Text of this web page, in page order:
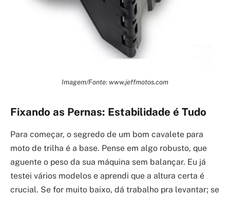
Imagem/Fonte: www.jeffmotos.com
Fixando as Pernas: Estabilidade é Tudo
Para começar, o segredo de um bom cavalete para
moto de trilha é a base. Pense em algo robusto, que
aguente o peso da sua máquina sem balançar. Eu já
testei vários modelos e aprendi que a altura certa é
crucial. Se for muito baixo, dá trabalho pra levantar; se